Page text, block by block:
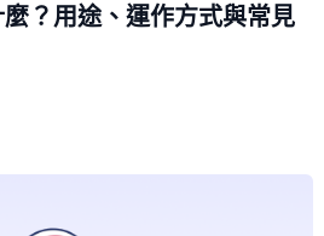
？用途、運作方式與常見